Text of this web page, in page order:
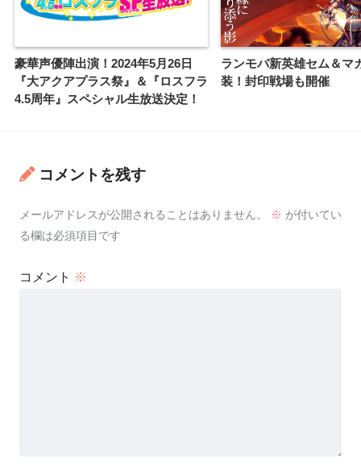
豪華声優陣出演！2024年5月26日
『大アクアプラス祭』＆『ロスフラ
4.5周年』スペシャル生放送決定！
ランモバ新英雄セム＆マ
装！封印戦場も開催
コメントを残す
メールアドレスが公開されることはありません。 ※ が付いてい
る欄は必須項目です
コメント ※